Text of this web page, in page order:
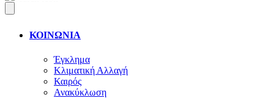
ΚΟΙΝΩΝΙΑ
Έγκλημα
Κλιματική Αλλαγή
Καιρός
Ανακύκλωση